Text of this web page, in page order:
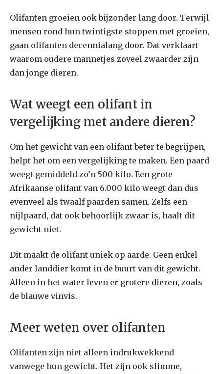
Olifanten groeien ook bijzonder lang door. Terwijl
mensen rond hun twintigste stoppen met groeien,
gaan olifanten decennialang door. Dat verklaart
waarom oudere mannetjes zoveel zwaarder zijn
dan jonge dieren.
Wat weegt een olifant in
vergelijking met andere dieren?
Om het gewicht van een olifant beter te begrijpen,
helpt het om een vergelijking te maken. Een paard
weegt gemiddeld zo’n 500 kilo. Een grote
Afrikaanse olifant van 6.000 kilo weegt dan dus
evenveel als twaalf paarden samen. Zelfs een
nijlpaard, dat ook behoorlijk zwaar is, haalt dit
gewicht niet.
Dit maakt de olifant uniek op aarde. Geen enkel
ander landdier komt in de buurt van dit gewicht.
Alleen in het water leven er grotere dieren, zoals
de blauwe vinvis.
Meer weten over olifanten
Olifanten zijn niet alleen indrukwekkend
vanwege hun gewicht. Het zijn ook slimme,